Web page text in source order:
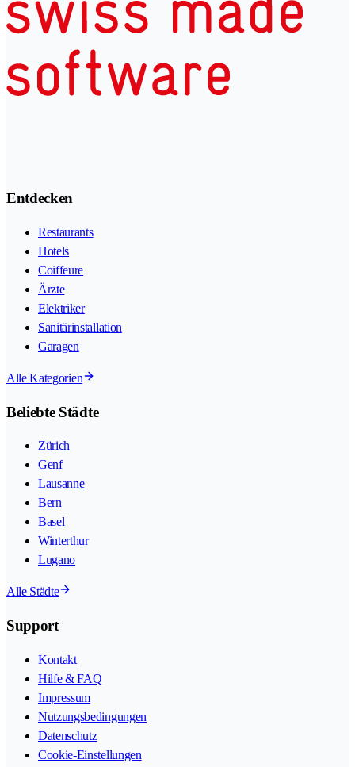
Entdecken
Restaurants
Hotels
Coiffeure
Ärzte
Elektriker
Sanitärinstallation
Garagen
Alle Kategorien
Beliebte Städte
Zürich
Genf
Lausanne
Bern
Basel
Winterthur
Lugano
Alle Städte
Support
Kontakt
Hilfe & FAQ
Impressum
Nutzungsbedingungen
Datenschutz
Cookie-Einstellungen